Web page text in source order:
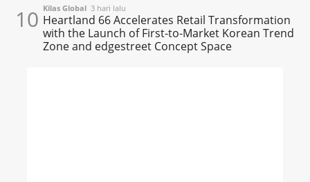
10 Kilas Global 3 hari lalu
Heartland 66 Accelerates Retail Transformation
with the Launch of First-to-Market Korean Trend
Zone and edgestreet Concept Space